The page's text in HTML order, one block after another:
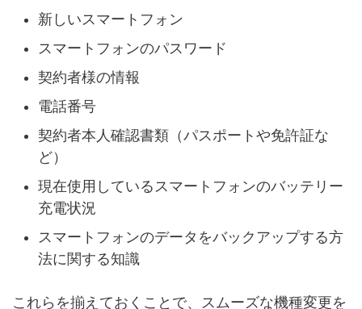
新しいスマートフォン
スマートフォンのパスワード
契約者様の情報
電話番号
契約者本人確認書類（パスポートや免許証な
ど）
現在使用しているスマートフォンのバッテリー
充電状況
スマートフォンのデータをバックアップする方
法に関する知識
これらを揃えておくことで、スムーズな機種変更を